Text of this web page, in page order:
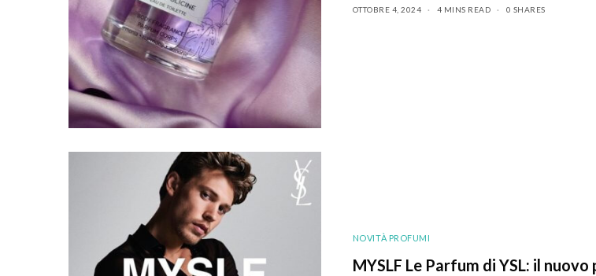
OTTOBRE 4, 2024 4 MINS READ 0 SHARES
NOVITÀ PROFUMI
MYSLF Le Parfum di YSL: il